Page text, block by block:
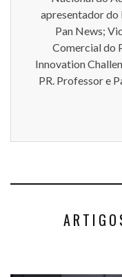
apresentador do
Pan News;
Comercial do
Innovation
PR. Professor e